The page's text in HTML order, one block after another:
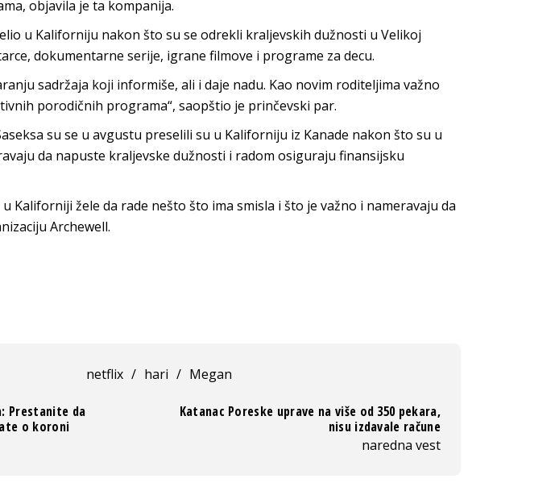
objavila je ta kompanija.
u Kaliforniju nakon što su se odrekli kraljevskih dužnosti u Velikoj
dokumentarne serije, igrane filmove i programe za decu.
sadržaja koji informiše, ali i daje nadu. Kao novim roditeljima važno
porodičnih programa“, saopštio je prinčevski par.
su se u avgustu preselili su u Kaliforniju iz Kanade nakon što su u
da napuste kraljevske dužnosti i radom osiguraju finansijsku
Kaliforniji žele da rade nešto što ima smisla i što je važno i nameravaju da
Archewell.
netflix / hari / Megan
Prestanite da
o koroni
Katanac Poreske uprave na više od 350 pekara,
nisu izdavale račune
naredna vest